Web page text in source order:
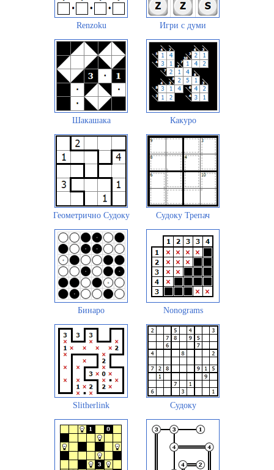
Renzoku Игри с думи
Шакашака Какуро
Геометрично Судоку Судоку Трепач
Бинаро Nonograms
Slitherlink Судоку